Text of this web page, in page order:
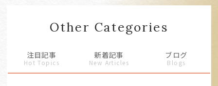
Other Categories
注目記事
Hot Topics
新着記事
New Articles
ブログ
Blogs